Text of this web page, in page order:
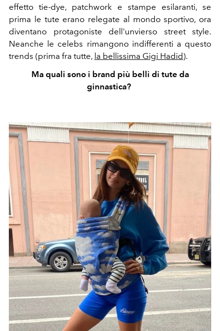
effetto tie-dye, patchwork e stampe esilaranti, se
prima le tute erano relegate al mondo sportivo, ora
diventano protagoniste dell'unvierso street style.
Neanche le celebs rimangono indifferenti a questo
trends (prima fra tutte, la bellissima Gigi Hadid).
Ma quali sono i brand più belli di tute da
ginnastica?